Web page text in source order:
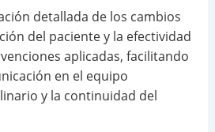
detallada de los cambios
del paciente y la efectividad
aplicadas, facilitando
en el equipo
y la continuidad del